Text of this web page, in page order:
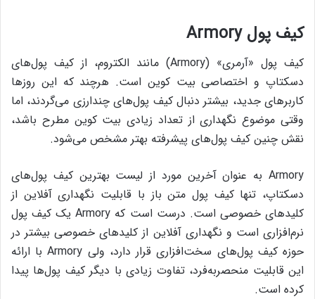
کیف پولArmory
کیف پول «آرمری» (Armory) مانند الکتروم، از کیف پول‌های
دسکتاپ و اختصاصی بیت کوین است. هرچند که این روزها
کاربرهای جدید، بیشتر دنبال کیف پول‌های چندارزی می‌گردند، اما
وقتی موضوع نگهداری از تعداد زیادی بیت کوین مطرح باشد،
نقش چنین کیف پول‌های پیشرفته بهتر مشخص می‌شود.
Armory به عنوان آخرین مورد از لیست بهترین کیف پول‌های
دسکتاپ،‌ تنها کیف پول متن باز با قابلیت نگهداری آفلاین از
کلیدهای خصوصی است. درست است که Armory یک کیف پول
نرم‌افزاری است و نگهداری آفلاین از کلیدهای خصوصی بیشتر در
حوزه‌ کیف پول‌های سخت‌افزاری قرار دارد، ولی Armory‌ با ارائه‌
این قابلیت منحصربه‌فرد،‌ تفاوت زیادی با دیگر کیف پول‌ها پیدا
کرده ‌است.